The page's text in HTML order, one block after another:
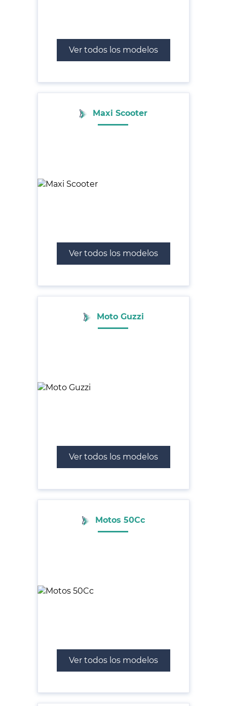
Ver todos los modelos
Maxi Scooter
Ver todos los modelos
Moto Guzzi
Ver todos los modelos
Motos 50Cc
Ver todos los modelos